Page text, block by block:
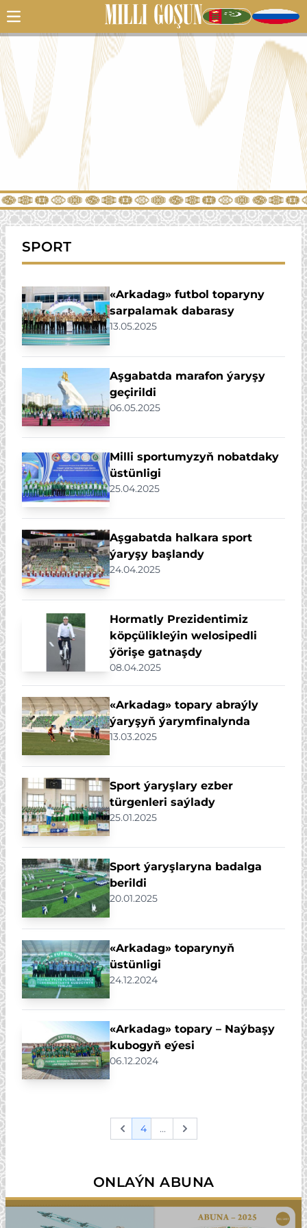
SPORT
«Arkadag» futbol toparyny
sarpalamak dabarasy
13.05.2025
Aşgabatda marafon ýaryşy
geçirildi
06.05.2025
Milli sportumyzyň nobatdaky
üstünligi
25.04.2025
Aşgabatda halkara sport
ýaryşy başlandy
24.04.2025
Hormatly Prezidentimiz
köpçülikleýin welosipedli
ýörişe gatnaşdy
08.04.2025
«Arkadag» topary abraýly
ýaryşyň ýarymfinalynda
13.03.2025
Sport ýaryşlary ezber
türgenleri saýlady
25.01.2025
Sport ýaryşlaryna badalga
berildi
20.01.2025
«Arkadag» toparynyň
üstünligi
24.12.2024
«Arkadag» topary – Naýbaşy
kubogyň eýesi
06.12.2024
Previous
4 ... Next
ONLAÝN ABUNA